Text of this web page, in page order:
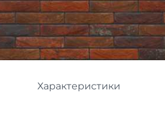
Икопал
Tegola
Характеристики